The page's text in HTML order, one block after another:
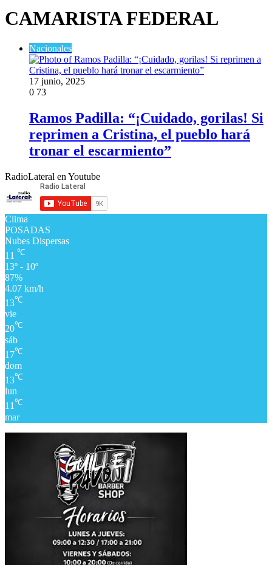
CAMARISTA FEDERAL
Nacionales
17 junio, 2025
0 73
Ramos Padilla: “¡Cuidado, gorilas! Si
reprimen a Cristina, el pueblo hará
tronar el escarmiento”
RadioLateral en Youtube
Clima
POSADAS
Nubes Dispersas
11 ℃
13º - 10º
87%
4.07 km/h
13℃
vie
20℃
sáb
17℃
dom
13℃
lun
11℃
mar